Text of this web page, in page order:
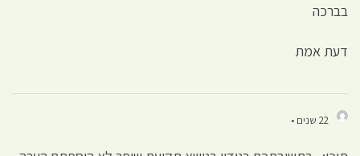
בברכה
דעת אמת
22 שנים •